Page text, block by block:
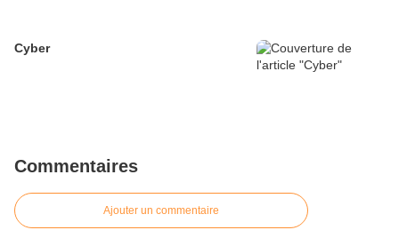
Cyber
Commentaires
Ajouter un commentaire